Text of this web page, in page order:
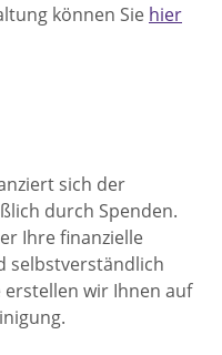
können Sie hier
sich der
durch Spenden.
Ihre finanzielle
selbstverständlich
wir Ihnen auf